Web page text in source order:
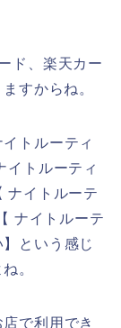
ド、楽天カー
すからね。
トルーティ
トルーティ
イトルーテ
ナイトルーテ
という感じ
。
で利用でき